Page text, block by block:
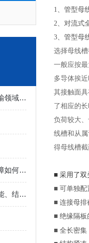
固体绝缘管型母线在电力传输领域中展现出了综合优势
全绝缘复合管型母线传输故障如何解决？
高低压全绝缘铜管母线的性能、结构与技术优势
1、管型母
2、对流式
3、管型母
选择母线
一般应按
多导体挨
其接触面
了相应的
负荷较大
线槽和从
得母线槽
■ 采用了双
■ 可单独配
■ 连接母排
■ 绝缘隔板
■ 全长密集